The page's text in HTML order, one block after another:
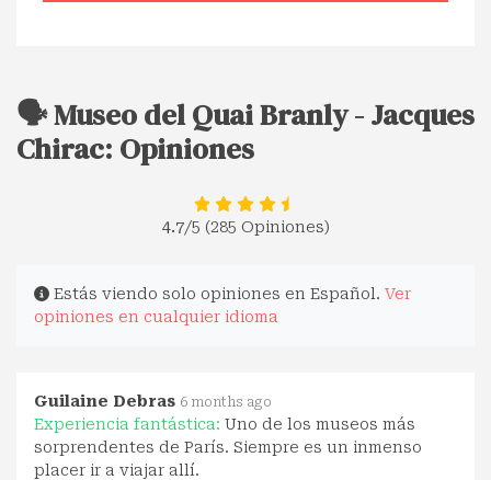
🗣️ Museo del Quai Branly - Jacques
Chirac: Opiniones
4.7/5 (285 Opiniones)
Estás viendo solo opiniones en Español. Ver
opiniones en cualquier idioma
Guilaine Debras 6 months ago
Experiencia fantástica: Uno de los museos más
sorprendentes de París. Siempre es un inmenso
placer ir a viajar allí.